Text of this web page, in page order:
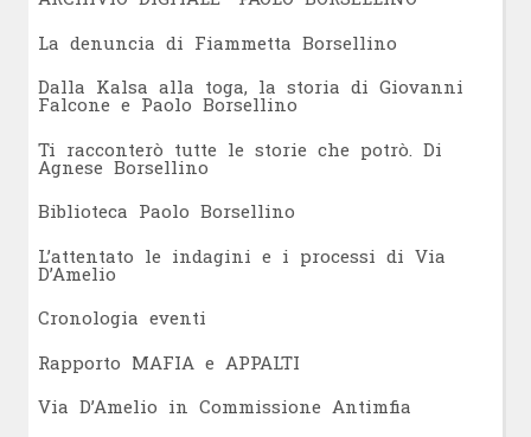
La denuncia di Fiammetta Borsellino
Dalla Kalsa alla toga, la storia di Giovanni
Falcone e Paolo Borsellino
Ti racconterò tutte le storie che potrò. Di
Agnese Borsellino
Biblioteca Paolo Borsellino
L’attentato le indagini e i processi di Via
D’Amelio
Cronologia eventi
Rapporto MAFIA e APPALTI
Via D’Amelio in Commissione Antimfia